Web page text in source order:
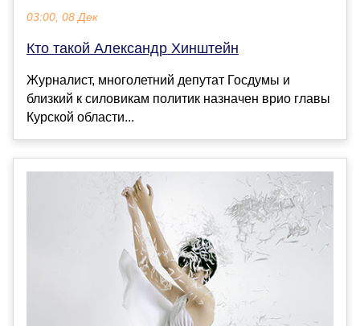
03:00, 08 Дек
Кто такой Александр Хинштейн
Журналист, многолетний депутат Госдумы и
близкий к силовикам политик назначен врио главы
Курской области...